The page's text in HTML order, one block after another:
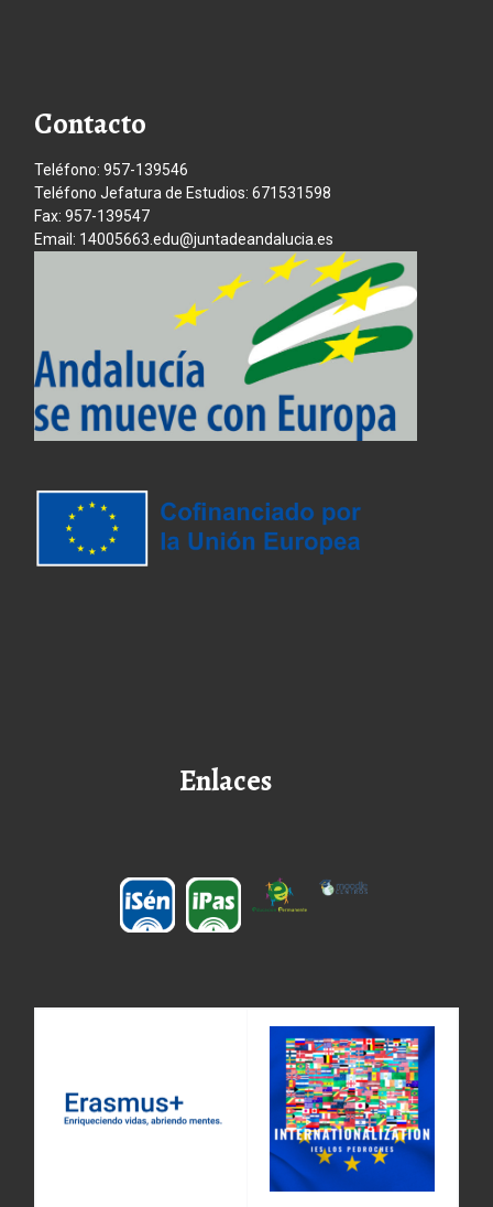
Contacto
Teléfono: 957-139546
Teléfono Jefatura de Estudios: 671531598
Fax: 957-139547
Email: 14005663.edu@juntadeandalucia.es
Enlaces